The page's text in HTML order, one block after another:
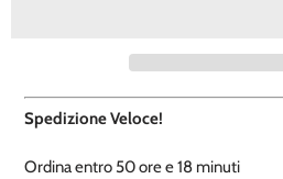
Spedizione Veloce!
Ordina entro 50 ore e18 minuti